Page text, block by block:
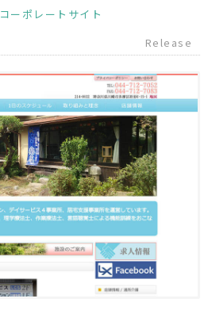
コーポレートサイト
Release